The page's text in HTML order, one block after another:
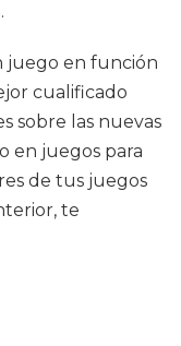
.
juego en función
cualificado
sobre las nuevas
en juegos para
de tus juegos
te